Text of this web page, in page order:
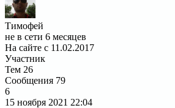
Тимофей
не в сети 6 месяцев
На сайте с 11.02.2017
Участник
Тем 26
Сообщения 79
6
15 ноября 2021 22:04